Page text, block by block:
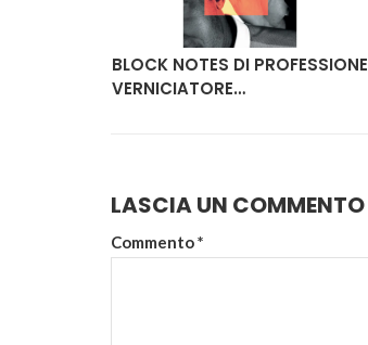
BLOCK NOTES DI PROFESSIONE
VERNICIATORE…
LASCIA UN COMMENTO
Commento*